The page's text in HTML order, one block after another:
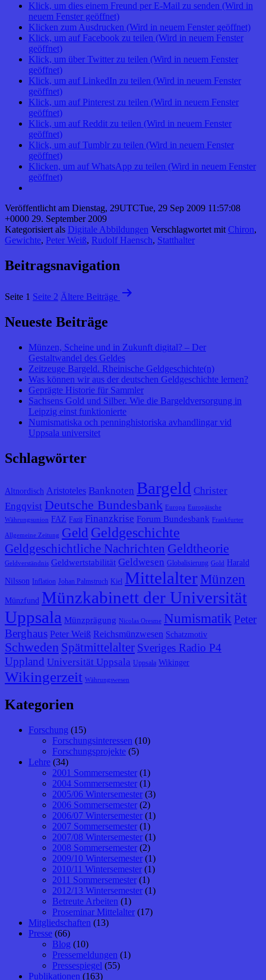
Klick, um dies einem Freund per E-Mail zu senden (Wird in
neuem Fenster geöffnet)
Klicken zum Ausdrucken (Wird in neuem Fenster geöffnet)
Klick, um auf Facebook zu teilen (Wird in neuem Fenster
geöffnet)
Klick, um über Twitter zu teilen (Wird in neuem Fenster
geöffnet)
Klick, um auf LinkedIn zu teilen (Wird in neuem Fenster
geöffnet)
Klick, um auf Pinterest zu teilen (Wird in neuem Fenster
geöffnet)
Klick, um auf Reddit zu teilen (Wird in neuem Fenster
geöffnet)
Klick, um auf Tumblr zu teilen (Wird in neuem Fenster
geöffnet)
Klicken, um auf WhatsApp zu teilen (Wird in neuem Fenster
geöffnet)
Veröffentlicht am Dienstag, 29UTCTue, 29 Sep 2009 11:57:08
+0000 29. September 2009
Kategorisiert als Digitale Abbildungen Verschlagwortet mit Chiron,
Gewichte, Peter Weiß, Rudolf Haensch, Statthalter
Beitragsnavigation
Seite 1 Seite 2 Ältere Beiträge
Neueste Beiträge
Münzen, Scheine und in Zukunft digital? – Der
Gestaltwandel des Geldes
Zeitzeuge Bargeld. Rheinische Geldgeschichte(n)
Was können wir aus der deutschen Geldgeschichte lernen?
Geprägte Historie für Sammler
Sachsens Gold und Silber. Wie die Bargeldversorgung in
Leipzig einst funktionierte
Numismatiska och penninghistoriska avhandlingar vid
Uppsala universitet
Schlagwörter
Altnordisch Aristoteles Banknoten Bargeld Christer
Engqvist Deutsche Bundesbank Europa
Europäische
Währungsunion FAZ Fazit Finanzkrise Forum Bundesbank Frankfurter
Allgemeine Zeitung Geld Geldgeschichte
Geldgeschichtliche Nachrichten Geldtheorie
Geldverständnis Geldwertstabilität Geldwesen Globalisierung Gold Harald
Nilsson Inflation Johan Palmstruch Kiel Mittelalter Münzen
Münzfund Münzkabinett der Universität
Uppsala Münzprägung Nicolas Oresme Numismatik Peter
Berghaus Peter Weiß Reichsmünzwesen Schatzmotiv
Schweden Spätmittelalter Sveriges Radio P4
Uppland Universität Uppsala Uppsala Wikinger
Wikingerzeit Währungswesen
Kategorien
Forschung (15)
Forschungsinteressen (10)
Forschungsprojekte (5)
Lehre (34)
2001 Sommersemester (1)
2004 Sommersemester (1)
2005/06 Wintersemester (3)
2006 Sommersemester (2)
2006/07 Wintersemester (1)
2007 Sommersemester (1)
2007/08 Wintersemester (1)
2008 Sommersemester (2)
2009/10 Wintersemester (1)
2010/11 Wintersemester (1)
2011 Sommersemester (1)
2012/13 Wintersemester (1)
Betreute Arbeiten (1)
Proseminar Mittelalter (17)
Mitgliedschaften (13)
Presse (66)
Blog (10)
Pressemeldungen (1)
Pressespiegel (55)
Publikationen (163)